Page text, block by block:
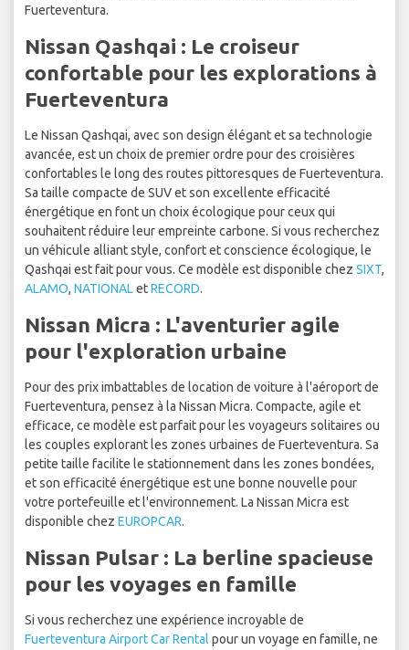
Fuerteventura.
Nissan Qashqai : Le croiseur
confortable pour les explorations à
Fuerteventura
Le Nissan Qashqai, avec son design élégant et sa technologie
avancée, est un choix de premier ordre pour des croisières
confortables le long des routes pittoresques de Fuerteventura.
Sa taille compacte de SUV et son excellente efficacité
énergétique en font un choix écologique pour ceux qui
souhaitent réduire leur empreinte carbone. Si vous recherchez
un véhicule alliant style, confort et conscience écologique, le
Qashqai est fait pour vous. Ce modèle est disponible chez SIXT,
ALAMO, NATIONALetRECORD.
Nissan Micra : L'aventurier agile
pour l'exploration urbaine
Pour des prix imbattables de location de voiture à l'aéroport de
Fuerteventura, pensez à la Nissan Micra. Compacte, agile et
efficace, ce modèle est parfait pour les voyageurs solitaires ou
les couples explorant les zones urbaines de Fuerteventura. Sa
petite taille facilite le stationnement dans les zones bondées,
et son efficacité énergétique est une bonne nouvelle pour
votre portefeuille et l'environnement. La Nissan Micra est
disponible chez EUROPCAR.
Nissan Pulsar : La berline spacieuse
pour les voyages en famille
Si vous recherchez une expérience incroyable de
Fuerteventura Airport Car Rental pour un voyage en famille, ne